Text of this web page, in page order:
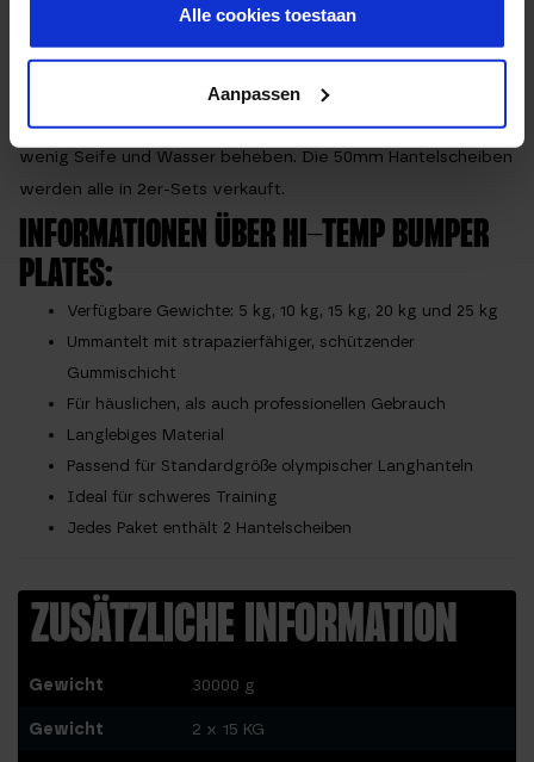
Alle cookies toestaan
Aanpassen
ACHTUNG: Bitte beachte, wenn du die Gewichte kaufen
möchtest, dass diese, zur Vorbeugung von Kratzern und
anderen Beschädigungen während Lagerung und Transport,
leicht eingefettet sind. Dies lässt sich sehr einfach mit ein
wenig Seife und Wasser beheben. Die 50mm Hantelscheiben
werden alle in 2er-Sets verkauft.
INFORMATIONEN ÜBER HI-TEMP BUMPER
PLATES:
Verfügbare Gewichte: 5 kg, 10 kg, 15 kg, 20 kg und 25 kg
Ummantelt mit strapazierfähiger, schützender
Gummischicht
Für häuslichen, als auch professionellen Gebrauch
Langlebiges Material
Passend für Standardgröße olympischer Langhanteln
Ideal für schweres Training
Jedes Paket enthält 2 Hantelscheiben
ZUSÄTZLICHE INFORMATION
Gewicht 30000 g
Gewicht 2 x 15 KG